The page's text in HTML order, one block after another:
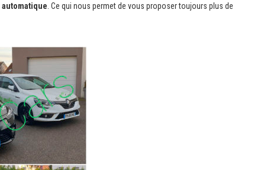
automatique . Ce qui nous permet de vous proposer toujours plus de